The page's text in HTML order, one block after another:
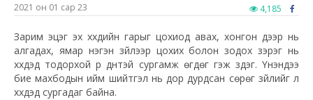
2021 он 01 сар 23 4,185
Зарим эцэг эх хүүхдийн гарыг цохиод авах, хонгон дээр нь
алгадах, ямар нэгэн зүйлээр цохих болон зодох зэрэг нь
хүүхдэд тодорхой үр дүнтэй сургамж өгдөг гэж үздэг. Үнэндээ
бие махбодын ийм шийтгэл нь дордурдсан сөрөг зүйлийг л
хүүхдэд сургадаг байна.